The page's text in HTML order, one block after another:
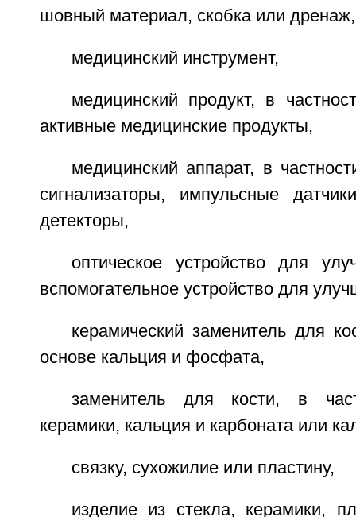
шовный материал, скобка или дренаж,
медицинский инструмент,
медицинский продукт, в
активные медицинские продукты,
медицинский аппарат, в
сигнализаторы, импульсные
детекторы,
оптическое устройство для
вспомогательное устройство для
керамический заменитель для
основе кальция и фосфата,
заменитель для кости, в
керамики, кальция и карбоната или
связку, сухожилие или пластину,
изделие из стекла, керамики,